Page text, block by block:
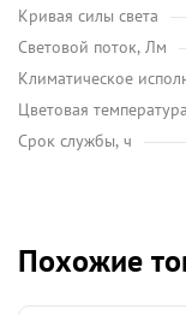
Кривая силы света
Световой поток, Лм
Климатическое
Цветовая
Срок службы, ч
Похожие